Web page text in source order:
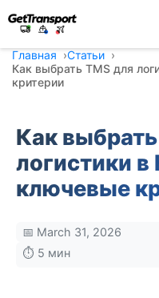
Главная
Статьи
Как выбрать TMS для
критерии
Как
логистики
ключевые
📅 March 31, 2026
⏱️ 5 мин